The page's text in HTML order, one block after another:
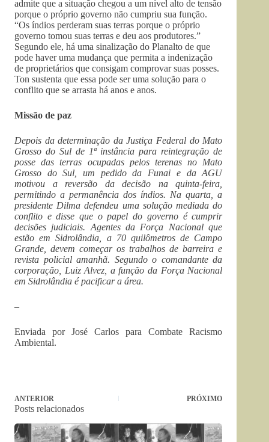
admite que a situação chegou a um nível alto de tensão
porque o próprio governo não cumpriu sua função.
“Os índios perderam suas terras porque o próprio
governo tomou suas terras e deu aos produtores.”
Segundo ele, há uma sinalização do Planalto de que
pode haver uma mudança que permita a indenização
de proprietários que consigam comprovar suas posses.
Ton sustenta que essa pode ser uma solução para o
conflito que se arrasta há anos e anos.
Missão de paz
Depois da determinação da Justiça Federal do Mato
Grosso do Sul de 1ª instância para reintegração de
posse das terras ocupadas pelos terenas no Mato
Grosso do Sul, um pedido da Funai e da AGU
motivou a reversão da decisão na quinta-feira,
permitindo a permanência dos índios. Na quarta, a
presidente Dilma defendeu uma solução mediada do
conflito e disse que o papel do governo é cumprir
decisões judiciais. Agentes da Força Nacional que
estão em Sidrolândia, a 70 quilômetros de Campo
Grande, devem começar os trabalhos de barreira e
revista policial amanhã. Segundo o comandante da
corporação, Luiz Alvez, a função da Força Nacional
em Sidrolândia é pacificar a área.
–
Enviada por José Carlos para Combate Racismo
Ambiental.
ANTERIOR PRÓXIMO
Posts relacionados